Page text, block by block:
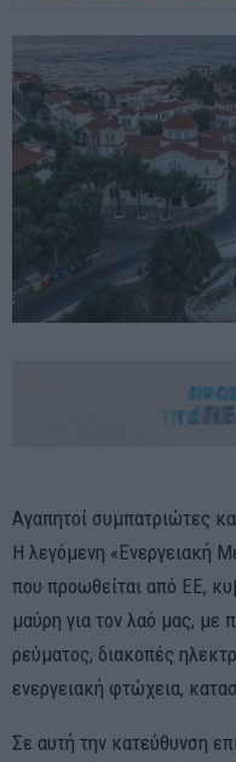
Αγαπητοί συμπατριώτες
Η λεγόμενη «Ενεργειακή
που προωθείται από ΕΕ,
μαύρη για τον λαό μας, με
ρεύματος, διακοπές
ενεργειακή φτώχεια,
Σε αυτή την κατεύθυνση